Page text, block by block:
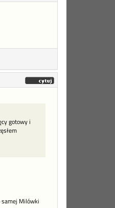
gotowy i
samej Milówki